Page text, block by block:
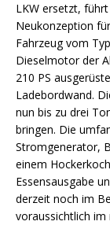
LKW ersetzt,
Neukonzeption
Fahrzeug vom
Dieselmotor der
210 PS
Ladebordwand.
nun bis zu drei
bringen. Die
Stromgenerator,
einem
Essensausgabe
derzeit noch im
voraussichtlich im